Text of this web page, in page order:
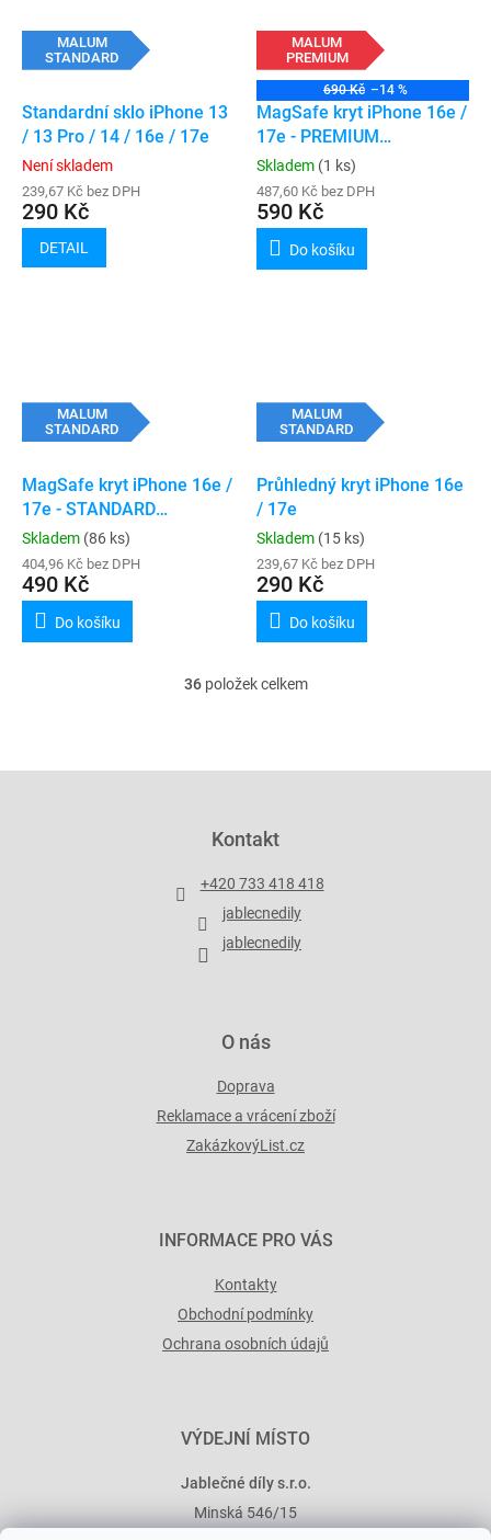
MALUM
STANDARD
Standardní sklo iPhone 13
/ 13 Pro / 14 / 16e / 17e
Není skladem
239,67 Kč bez DPH
290 Kč
DETAIL
MALUM
PREMIUM
690 Kč –14 %
MagSafe kryt iPhone 16e /
17e - PREMIUM
(transparent)
Skladem (1 ks)
487,60 Kč bez DPH
590 Kč
Do košíku
MALUM
STANDARD
MagSafe kryt iPhone 16e /
17e - STANDARD
(transparent)
Skladem (86 ks)
404,96 Kč bez DPH
490 Kč
Do košíku
MALUM
STANDARD
Průhledný kryt iPhone 16e
/ 17e
Skladem (15 ks)
239,67 Kč bez DPH
290 Kč
Do košíku
O
d
í
r
v
k
y
s
36položek celkem
Kontakt
+420 733 418 418
jablecnedily
jablecnedily
O nás
Doprava
Reklamace a vrácení zboží
ZakázkovýList.cz
INFORMACE PRO VÁS
Kontakty
Obchodní podmínky
Ochrana osobních údajů
VÝDEJNÍ MÍSTO
Jablečné díly s.r.o.
Minská 546/15